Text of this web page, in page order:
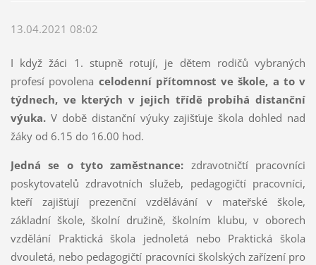
13.04.2021 08:02
I když žáci 1. stupně rotují, je dětem rodičů vybraných
profesí povolena celodenní přítomnost ve škole, a to v
týdnech, ve kterých v jejich třídě probíhá distanční
výuka. V době distanční výuky zajišťuje škola dohled nad
žáky od 6.15 do 16.00 hod.
Jedná se o tyto zaměstnance: zdravotničtí pracovníci
poskytovatelů zdravotních služeb, pedagogičtí pracovníci,
kteří zajišťují prezenční vzdělávání v mateřské škole,
základní škole, školní družině, školním klubu, v oborech
vzdělání Praktická škola jednoletá nebo Praktická škola
dvouletá, nebo pedagogičtí pracovníci školských zařízení pro